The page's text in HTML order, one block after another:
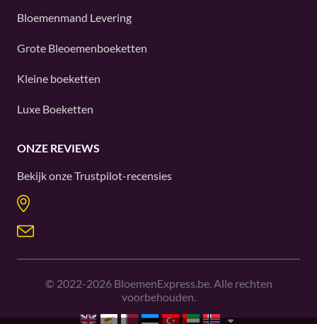
Bloemenmand Levering
Grote Bleoemenboeketten
Kleine boeketten
Luxe Boeketten
ONZE REVIEWS
Bekijk onzeTrustpilot-recensies
© 2022-2026BloemenExpress.be. Alle rechten
voorbehouden.